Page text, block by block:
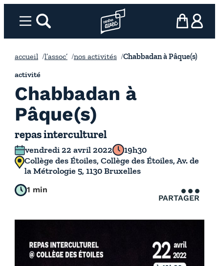
Menurechercher Page d’accueil l’association
mon panier
ma
accueil l’assoc’ nos activités
Chabbadan à Pâque(s)
activité
Chabbadan à
Pâque(s)
repas interculturel
vendredi 22 avril 2022
19h30
Collège des Étoiles, Collège des Étoiles, Av. de
la Métrologie 5, 1130 Bruxelles
1 min
PARTAGER